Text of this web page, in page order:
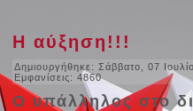
Η αύξηση!!!
Δημιουργήθηκε: Σάββατο, 07
Εμφανίσεις: 4860
Ο υπάλληλος στο